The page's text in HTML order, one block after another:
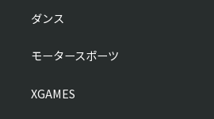
ダンス
モータースポーツ
XGAMES